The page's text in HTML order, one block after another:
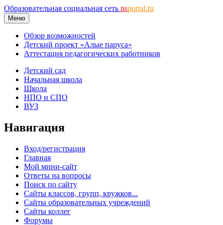
Образовательная социальная сеть nsportal.ru
Меню
Обзор возможностей
Детский проект «Алые паруса»
Аттестация педагогических работников
Детский сад
Начальная школа
Школа
НПО и СПО
ВУЗ
Навигация
Вход/регистрация
Главная
Мой мини-сайт
Ответы на вопросы
Поиск по сайту
Сайты классов, групп, кружков...
Сайты образовательных учреждений
Сайты коллег
Форумы